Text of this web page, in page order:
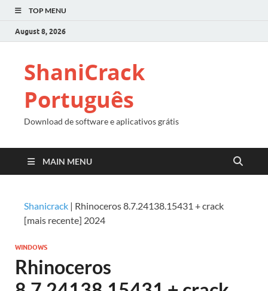
TOP MENU
August 8, 2026
ShaniCrack
Português
Download de software e aplicativos grátis
MAIN MENU
Shanicrack | Rhinoceros 8.7.24138.15431 + crack
[mais recente] 2024
WINDOWS
Rhinoceros